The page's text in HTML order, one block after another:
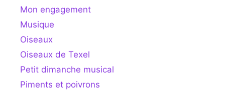
Mon engagement
Musique
Oiseaux
Oiseaux de Texel
Petit dimanche musical
Piments et poivrons